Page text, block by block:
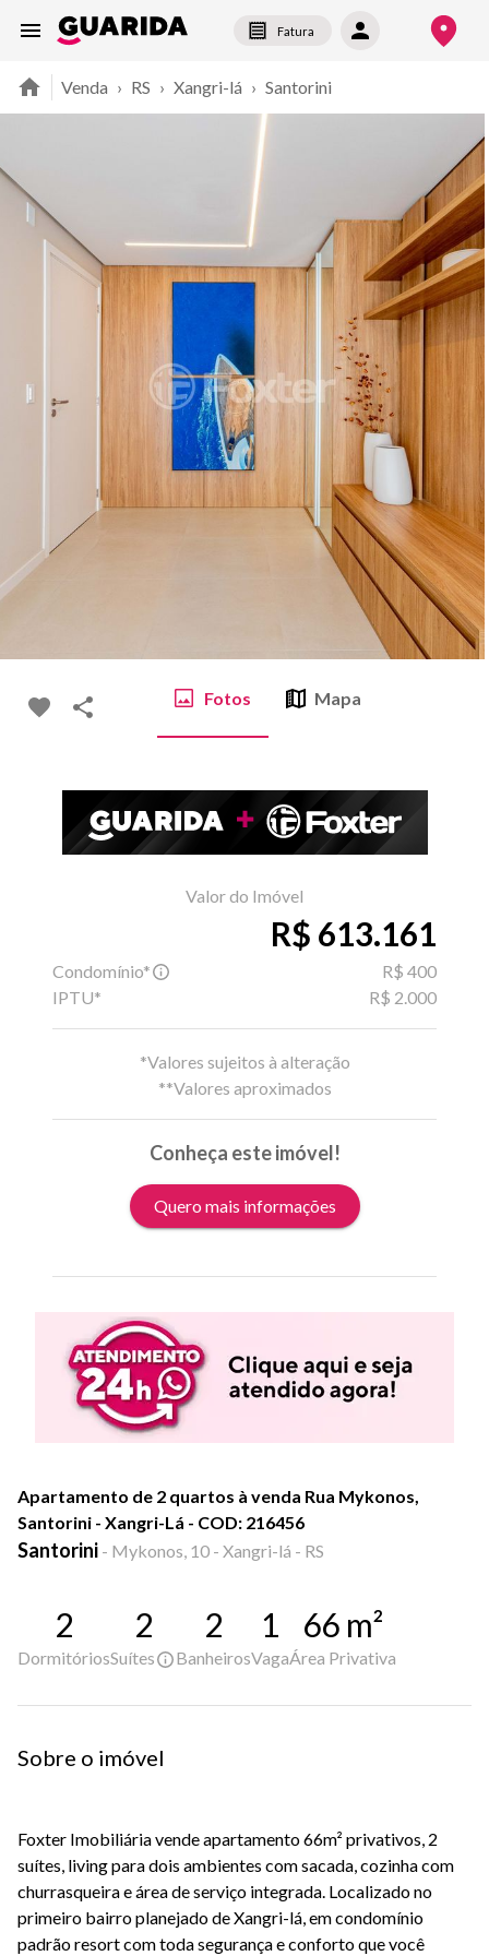
Fatura
Venda › RS › Xangri-lá › Santorini
Fotos Mapa
Valor do Imóvel
R$ 613.161
Condomínio*
R$ 400
IPTU*
R$ 2.000
*Valores sujeitos à alteração
**Valores aproximados
Conheça este imóvel!
Quero mais informações
Apartamento de 2 quartos à venda Rua Mykonos,
Santorini - Xangri-Lá - COD: 216456
Santorini - Mykonos, 10 - Xangri-lá - RS
2
Dormitórios
2
Suítes
2
Banheiros
1
Vaga
66 m²
Área Privativa
Sobre o imóvel
Foxter Imobiliária vende apartamento 66m² privativos, 2
suítes, living para dois ambientes com sacada, cozinha com
churrasqueira e área de serviço integrada. Localizado no
primeiro bairro planejado de Xangri-lá, em condomínio
padrão resort com toda segurança e conforto que você